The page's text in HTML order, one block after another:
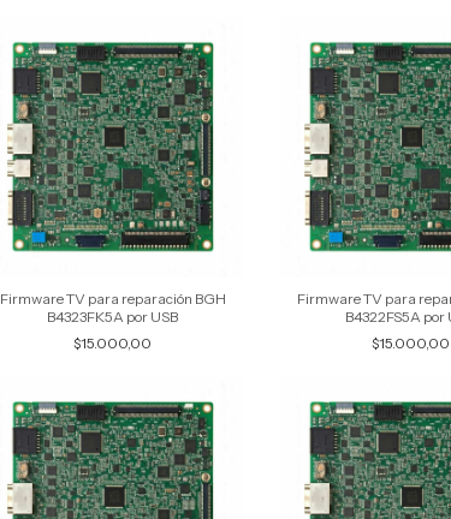
Firmware TV para reparación BGH
B4323FK5A por USB
$15.000,00
Firmware TV para
B4322FS5A por
$15.000,00